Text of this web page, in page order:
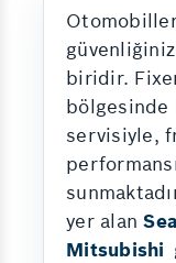
biridir.
bölgesinde
servisiyle,
yer alan
Mitsubishi